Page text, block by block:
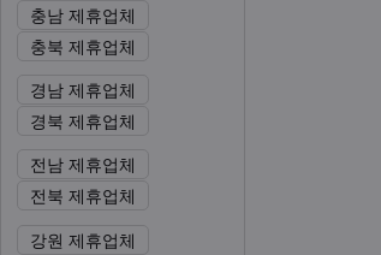
충남 제휴업체
충북 제휴업체
경남 제휴업체
경북 제휴업체
전남 제휴업체
전북 제휴업체
강원 제휴업체